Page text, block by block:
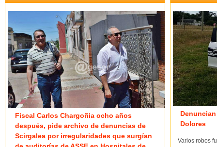
Fiscal Carlos Chargoñia ocho años
después, pide archivo de denuncias de
Scirgalea por irregularidades que surgían
Dolores
Varios robos